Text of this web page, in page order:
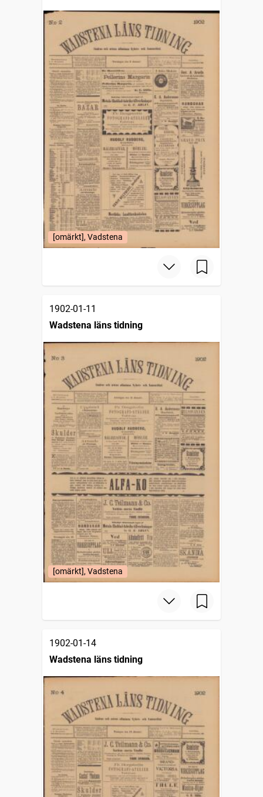
[omärkt], Vadstena
1902-01-11
Wadstena läns tidning
[omärkt], Vadstena
1902-01-14
Wadstena läns tidning